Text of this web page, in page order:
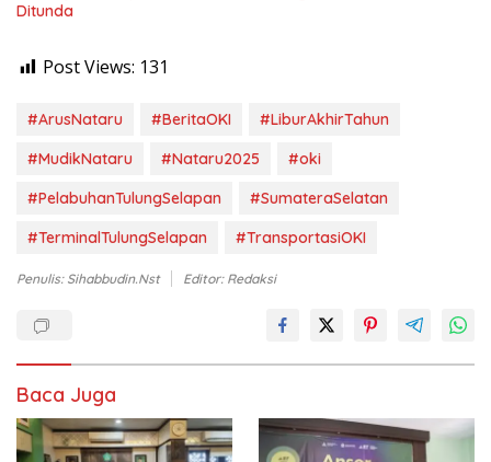
Ditunda
Post Views: 131
#ArusNataru #BeritaOKI
#LiburAkhirTahun
#MudikNataru
#Nataru2025
#oki
#PelabuhanTulungSelapan
#SumateraSelatan
#TerminalTulungSelapan
#TransportasiOKI
Penulis: Sihabbudin.Nst Editor: Redaksi
Baca Juga